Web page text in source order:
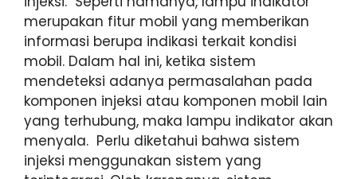
merupakan fitur mobil yang memberikan
informasi berupa indikasi terkait kondisi
mobil. Dalam hal ini, ketika sistem
mendeteksi adanya permasalahan pada
komponen injeksi atau komponen mobil lain
yang terhubung, maka lampu indikator akan
menyala. Perlu diketahui bahwa sistem
injeksi menggunakan sistem yang